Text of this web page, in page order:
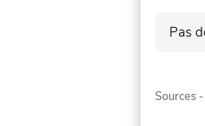
Pas
Sources